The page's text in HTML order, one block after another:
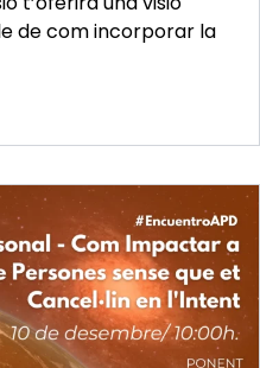
de com incorporar la